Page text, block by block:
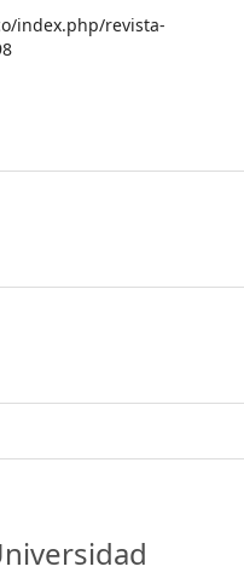
index.php/revista-